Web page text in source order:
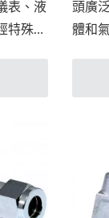
表、液
特殊處
頭廣
體和